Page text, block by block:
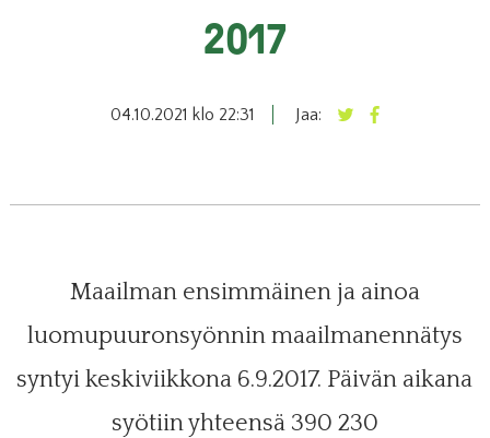
2017
04.10.2021 klo 22:31 Jaa:
Maailman ensimmäinen ja ainoa
luomupuuronsyönnin maailmanennätys
syntyi keskiviikkona 6.9.2017. Päivän aikana
syötiin yhteensä 390 230